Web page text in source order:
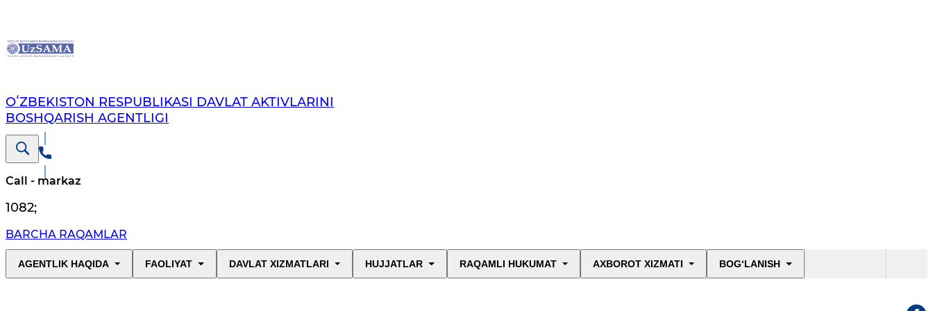
OʻZBEKISTON RESPUBLIKASI DAVLAT AKTIVLARINI
BOSHQARISH AGENTLIGI
Call - markaz
1082;
BARCHA RAQAMLAR
AGENTLIK HAQIDA FAOLIYAT DAVLAT XIZMATLARI HUJJATLAR RAQAMLI HUKUMAT AXBOROT XIZMATI BOG‘LANISH